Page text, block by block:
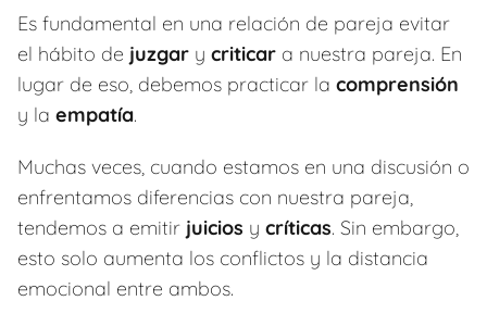
Es fundamental en una relación de pareja evitar
el hábito de juzgar y criticar a nuestra pareja. En
lugar de eso, debemos practicar la comprensión
y la empatía.
Muchas veces, cuando estamos en una discusión o
enfrentamos diferencias con nuestra pareja,
tendemos a emitir juicios y críticas. Sin embargo,
esto solo aumenta los conflictos y la distancia
emocional entre ambos.